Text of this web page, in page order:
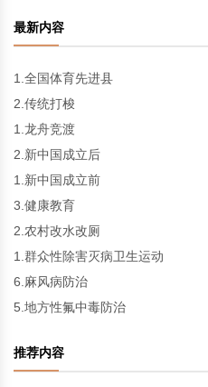
最新内容
1.全国体育先进县
2.传统打梭
1.龙舟竞渡
2.新中国成立后
1.新中国成立前
3.健康教育
2.农村改水改厕
1.群众性除害灭病卫生运动
6.麻风病防治
5.地方性氟中毒防治
推荐内容